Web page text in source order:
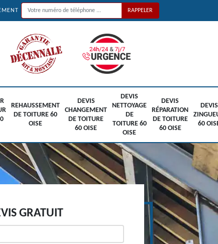
REHAUSSEMENT
DE TOITURE 60
OISE
DEVIS
CHANGEMENT
DE TOITURE
60 OISE
DEVIS
NETTOYAGE
DE
TOITURE 60
OISE
DEVIS
RÉPARATION
DE TOITURE
60 OISE
DEVIS
60
GRATUIT